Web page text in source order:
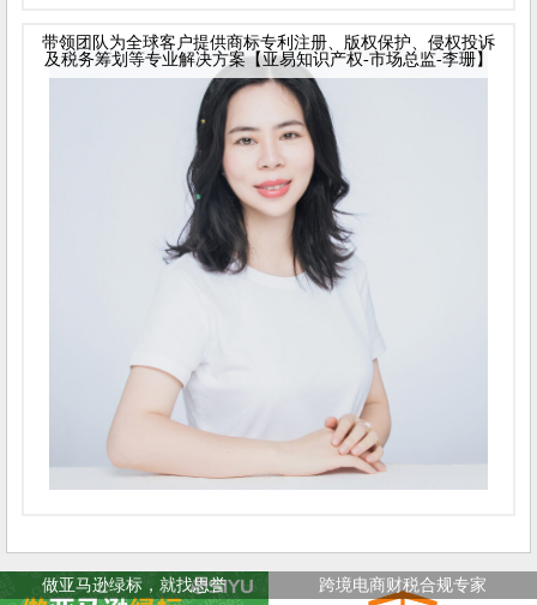
带领团队为全球客户提供商标专利注册、版权保护、侵权投诉
及税务筹划等专业解决方案【亚易知识产权-市场总监-李珊】
做亚马逊绿标，就找思誉 跨境电商财税合规专家